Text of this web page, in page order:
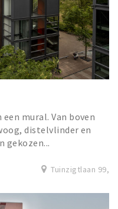
mural. Van boven
distelvlinder en
gekozen...
Tuinzigtlaan 99,